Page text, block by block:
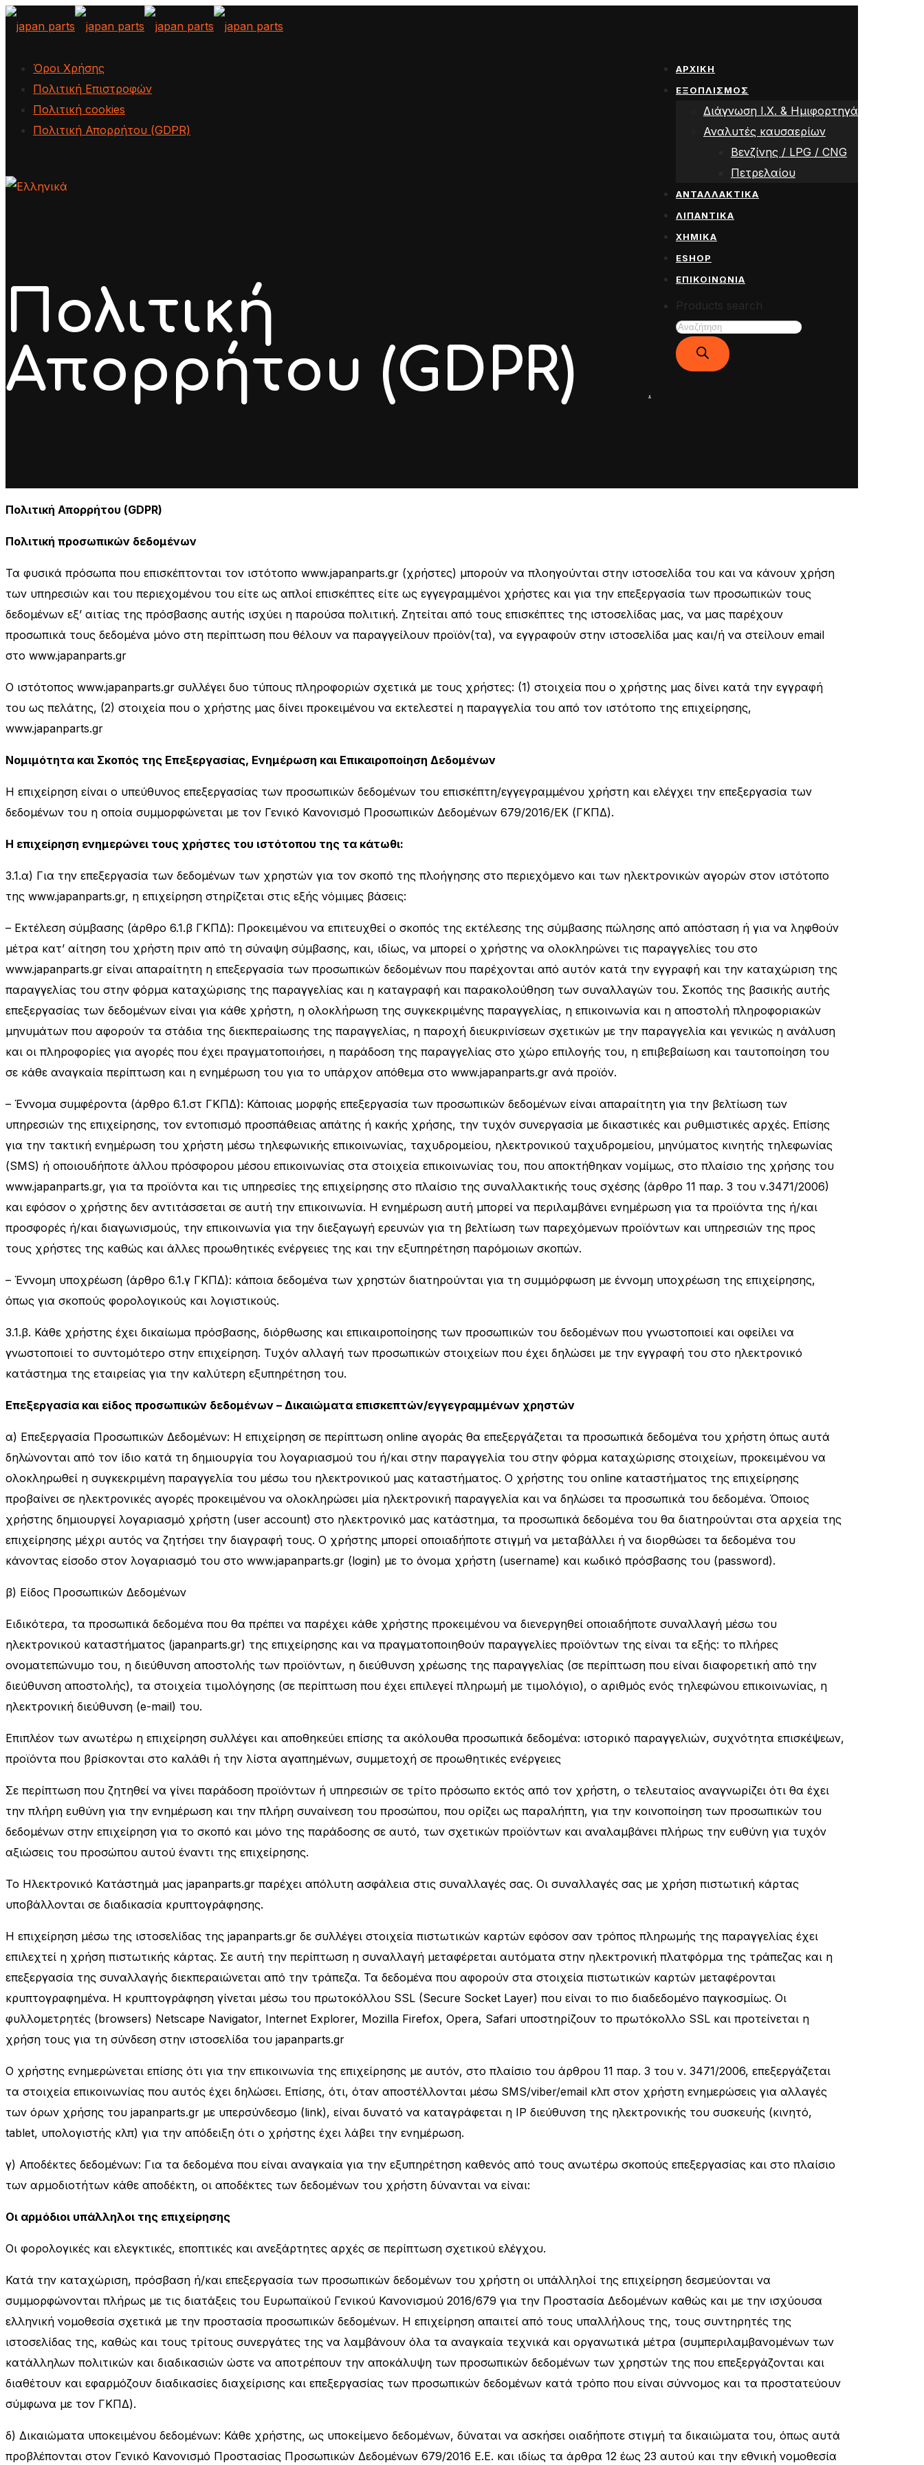
ΑΡΧΙΚΗ
ΕΞΟΠΛΙΣΜΟΣ
Διάγνωση Ι.Χ. & Ημιφορτηγά
Αναλυτές καυσαερίων
Βενζίνης / LPG / CNG
Πετρελαίου
ΑΝΤΑΛΛΑΚΤΙΚΑ
ΛΙΠΑΝΤΙΚΑ
ΧΗΜΙΚΑ
ESHOP
ΕΠΙΚΟΙΝΩΝΙΑ
Products search
.
Όροι Χρήσης
Πολιτική Επιστροφών
Πολιτική cookies
Πολιτική Απορρήτου (GDPR)
Πολιτική
Απορρήτου (GDPR)
Πολιτική Απορρήτου (GDPR)
Πολιτική προσωπικών δεδομένων
Τα φυσικά πρόσωπα που επισκέπτονται τον ιστότοπο www.japanparts.gr (χρήστες) μπορούν να πλοηγούνται στην ιστοσελίδα του και να κάνουν χρήση
των υπηρεσιών και του περιεχομένου του είτε ως απλοί επισκέπτες είτε ως εγγεγραμμένοι χρήστες και για την επεξεργασία των προσωπικών τους
δεδομένων εξ’ αιτίας της πρόσβασης αυτής ισχύει η παρούσα πολιτική. Ζητείται από τους επισκέπτες της ιστοσελίδας μας, να μας παρέχουν
προσωπικά τους δεδομένα μόνο στη περίπτωση που θέλουν να παραγγείλουν προϊόν(τα), να εγγραφούν στην ιστοσελίδα μας και/ή να στείλουν email
στο www.japanparts.gr
Ο ιστότοπος www.japanparts.gr συλλέγει δυο τύπους πληροφοριών σχετικά με τους χρήστες: (1) στοιχεία που ο χρήστης μας δίνει κατά την εγγραφή
του ως πελάτης, (2) στοιχεία που ο χρήστης μας δίνει προκειμένου να εκτελεστεί η παραγγελία του από τον ιστότοπο της επιχείρησης,
www.japanparts.gr
Νομιμότητα και Σκοπός της Επεξεργασίας, Ενημέρωση και Επικαιροποίηση Δεδομένων
H επιχείρηση είναι ο υπεύθυνος επεξεργασίας των προσωπικών δεδομένων του επισκέπτη/εγγεγραμμένου χρήστη και ελέγχει την επεξεργασία των
δεδομένων του η οποία συμμορφώνεται με τον Γενικό Κανονισμό Προσωπικών Δεδομένων 679/2016/ΕΚ (ΓΚΠΔ).
Η επιχείρηση ενημερώνει τους χρήστες του ιστότοπου της τα κάτωθι:
3.1.α) Για την επεξεργασία των δεδομένων των χρηστών για τον σκοπό της πλοήγησης στο περιεχόμενο και των ηλεκτρονικών αγορών στον ιστότοπο
της www.japanparts.gr, η επιχείρηση στηρίζεται στις εξής νόμιμες βάσεις:
– Εκτέλεση σύμβασης (άρθρο 6.1.β ΓΚΠΔ): Προκειμένου να επιτευχθεί ο σκοπός της εκτέλεσης της σύμβασης πώλησης από απόσταση ή για να ληφθούν
μέτρα κατ’ αίτηση του χρήστη πριν από τη σύναψη σύμβασης, και, ιδίως, να μπορεί ο χρήστης να ολοκληρώνει τις παραγγελίες του στο
www.japanparts.gr είναι απαραίτητη η επεξεργασία των προσωπικών δεδομένων που παρέχονται από αυτόν κατά την εγγραφή και την καταχώριση της
παραγγελίας του στην φόρμα καταχώρισης της παραγγελίας και η καταγραφή και παρακολούθηση των συναλλαγών του. Σκοπός της βασικής αυτής
επεξεργασίας των δεδομένων είναι για κάθε χρήστη, η ολοκλήρωση της συγκεκριμένης παραγγελίας, η επικοινωνία και η αποστολή πληροφοριακών
μηνυμάτων που αφορούν τα στάδια της διεκπεραίωσης της παραγγελίας, η παροχή διευκρινίσεων σχετικών με την παραγγελία και γενικώς η ανάλυση
και οι πληροφορίες για αγορές που έχει πραγματοποιήσει, η παράδοση της παραγγελίας στο χώρο επιλογής του, η επιβεβαίωση και ταυτοποίηση του
σε κάθε αναγκαία περίπτωση και η ενημέρωση του για το υπάρχον απόθεμα στο www.japanparts.gr ανά προϊόν.
– Έννομα συμφέροντα (άρθρο 6.1.στ ΓΚΠΔ): Κάποιας μορφής επεξεργασία των προσωπικών δεδομένων είναι απαραίτητη για την βελτίωση των
υπηρεσιών της επιχείρησης, τον εντοπισμό προσπάθειας απάτης ή κακής χρήσης, την τυχόν συνεργασία με δικαστικές και ρυθμιστικές αρχές. Επίσης
για την τακτική ενημέρωση του χρήστη μέσω τηλεφωνικής επικοινωνίας, ταχυδρομείου, ηλεκτρονικού ταχυδρομείου, μηνύματος κινητής τηλεφωνίας
(SMS) ή οποιουδήποτε άλλου πρόσφορου μέσου επικοινωνίας στα στοιχεία επικοινωνίας του, που αποκτήθηκαν νομίμως, στο πλαίσιο της χρήσης του
www.japanparts.gr, για τα προϊόντα και τις υπηρεσίες της επιχείρησης στο πλαίσιο της συναλλακτικής τους σχέσης (άρθρο 11 παρ. 3 του ν.3471/2006)
και εφόσον o χρήστης δεν αντιτάσσεται σε αυτή την επικοινωνία. Η ενημέρωση αυτή μπορεί να περιλαμβάνει ενημέρωση για τα προϊόντα της ή/και
προσφορές ή/και διαγωνισμούς, την επικοινωνία για την διεξαγωγή ερευνών για τη βελτίωση των παρεχόμενων προϊόντων και υπηρεσιών της προς
τους χρήστες της καθώς και άλλες προωθητικές ενέργειες της και την εξυπηρέτηση παρόμοιων σκοπών.
– Έννομη υποχρέωση (άρθρο 6.1.γ ΓΚΠΔ): κάποια δεδομένα των χρηστών διατηρούνται για τη συμμόρφωση με έννομη υποχρέωση της επιχείρησης,
όπως για σκοπούς φορολογικούς και λογιστικούς.
3.1.β. Κάθε χρήστης έχει δικαίωμα πρόσβασης, διόρθωσης και επικαιροποίησης των προσωπικών του δεδομένων που γνωστοποιεί και οφείλει να
γνωστοποιεί το συντομότερο στην επιχείρηση. Τυχόν αλλαγή των προσωπικών στοιχείων που έχει δηλώσει με την εγγραφή του στο ηλεκτρονικό
κατάστημα της εταιρείας για την καλύτερη εξυπηρέτηση του.
Επεξεργασία και είδος προσωπικών δεδομένων – Δικαιώματα επισκεπτών/εγγεγραμμένων χρηστών
α) Επεξεργασία Προσωπικών Δεδομένων: Η επιχείρηση σε περίπτωση online αγοράς θα επεξεργάζεται τα προσωπικά δεδομένα του χρήστη όπως αυτά
δηλώνονται από τον ίδιο κατά τη δημιουργία του λογαριασμού του ή/και στην παραγγελία του στην φόρμα καταχώρισης στοιχείων, προκειμένου να
ολοκληρωθεί η συγκεκριμένη παραγγελία του μέσω του ηλεκτρονικού μας καταστήματος. Ο χρήστης του online καταστήματος της επιχείρησης
προβαίνει σε ηλεκτρονικές αγορές προκειμένου να ολοκληρώσει μία ηλεκτρονική παραγγελία και να δηλώσει τα προσωπικά του δεδομένα. Όποιος
χρήστης δημιουργεί λογαριασμό χρήστη (user account) στο ηλεκτρονικό μας κατάστημα, τα προσωπικά δεδομένα του θα διατηρούνται στα αρχεία της
επιχείρησης μέχρι αυτός να ζητήσει την διαγραφή τους. Ο χρήστης μπορεί οποιαδήποτε στιγμή να μεταβάλλει ή να διορθώσει τα δεδομένα του
κάνοντας είσοδο στον λογαριασμό του στο www.japanparts.gr (login) με το όνομα χρήστη (username) και κωδικό πρόσβασης του (password).
β) Είδος Προσωπικών Δεδομένων
Ειδικότερα, τα προσωπικά δεδομένα που θα πρέπει να παρέχει κάθε χρήστης προκειμένου να διενεργηθεί οποιαδήποτε συναλλαγή μέσω του
ηλεκτρονικού καταστήματος (japanparts.gr) της επιχείρησης και να πραγματοποιηθούν παραγγελίες προϊόντων της είναι τα εξής: το πλήρες
ονοματεπώνυμο του, η διεύθυνση αποστολής των προϊόντων, η διεύθυνση χρέωσης της παραγγελίας (σε περίπτωση που είναι διαφορετική από την
διεύθυνση αποστολής), τα στοιχεία τιμολόγησης (σε περίπτωση που έχει επιλεγεί πληρωμή με τιμολόγιο), ο αριθμός ενός τηλεφώνου επικοινωνίας, η
ηλεκτρονική διεύθυνση (e-mail) του.
Επιπλέον των ανωτέρω η επιχείρηση συλλέγει και αποθηκεύει επίσης τα ακόλουθα προσωπικά δεδομένα: ιστορικό παραγγελιών, συχνότητα επισκέψεων,
προϊόντα που βρίσκονται στο καλάθι ή την λίστα αγαπημένων, συμμετοχή σε προωθητικές ενέργειες
Σε περίπτωση που ζητηθεί να γίνει παράδοση προϊόντων ή υπηρεσιών σε τρίτο πρόσωπο εκτός από τον χρήστη, ο τελευταίος αναγνωρίζει ότι θα έχει
την πλήρη ευθύνη για την ενημέρωση και την πλήρη συναίνεση του προσώπου, που ορίζει ως παραλήπτη, για την κοινοποίηση των προσωπικών του
δεδομένων στην επιχείρηση για το σκοπό και μόνο της παράδοσης σε αυτό, των σχετικών προϊόντων και αναλαμβάνει πλήρως την ευθύνη για τυχόν
αξιώσεις του προσώπου αυτού έναντι της επιχείρησης.
Το Ηλεκτρονικό Κατάστημά μας japanparts.gr παρέχει απόλυτη ασφάλεια στις συναλλαγές σας. Οι συναλλαγές σας με χρήση πιστωτική κάρτας
υποβάλλονται σε διαδικασία κρυπτογράφησης.
Η επιχείρηση μέσω της ιστοσελίδας της japanparts.gr δε συλλέγει στοιχεία πιστωτικών καρτών εφόσον σαν τρόπος πληρωμής της παραγγελίας έχει
επιλεχτεί η χρήση πιστωτικής κάρτας. Σε αυτή την περίπτωση η συναλλαγή μεταφέρεται αυτόματα στην ηλεκτρονική πλατφόρμα της τράπεζας και η
επεξεργασία της συναλλαγής διεκπεραιώνεται από την τράπεζα. Τα δεδομένα που αφορούν στα στοιχεία πιστωτικών καρτών μεταφέρονται
κρυπτογραφημένα. Η κρυπτογράφηση γίνεται μέσω του πρωτοκόλλου SSL (Secure Socket Layer) που είναι το πιο διαδεδομένο παγκοσμίως. Οι
φυλλομετρητές (browsers) Netscape Navigator, Internet Explorer, Mozilla Firefox, Opera, Safari υποστηρίζουν το πρωτόκολλο SSL και προτείνεται η
χρήση τους για τη σύνδεση στην ιστοσελίδα του japanparts.gr
O χρήστης ενημερώνεται επίσης ότι για την επικοινωνία της επιχείρησης με αυτόν, στο πλαίσιο του άρθρου 11 παρ. 3 του ν. 3471/2006, επεξεργάζεται
τα στοιχεία επικοινωνίας που αυτός έχει δηλώσει. Επίσης, ότι, όταν αποστέλλονται μέσω SMS/viber/email κλπ στον χρήστη ενημερώσεις για αλλαγές
των όρων χρήσης του japanparts.gr με υπερσύνδεσμο (link), είναι δυνατό να καταγράφεται η IP διεύθυνση της ηλεκτρονικής του συσκευής (κινητό,
tablet, υπολογιστής κλπ) για την απόδειξη ότι o χρήστης έχει λάβει την ενημέρωση.
γ) Αποδέκτες δεδομένων: Για τα δεδομένα που είναι αναγκαία για την εξυπηρέτηση καθενός από τους ανωτέρω σκοπούς επεξεργασίας και στο πλαίσιο
των αρμοδιοτήτων κάθε αποδέκτη, οι αποδέκτες των δεδομένων του χρήστη δύνανται να είναι:
Οι αρμόδιοι υπάλληλοι της επιχείρησης
Οι φορολογικές και ελεγκτικές, εποπτικές και ανεξάρτητες αρχές σε περίπτωση σχετικού ελέγχου.
Κατά την καταχώριση, πρόσβαση ή/και επεξεργασία των προσωπικών δεδομένων του χρήστη οι υπάλληλοί της επιχείρηση δεσμεύονται να
συμμορφώνονται πλήρως με τις διατάξεις του Ευρωπαϊκού Γενικού Κανονισμού 2016/679 για την Προστασία Δεδομένων καθώς και με την ισχύουσα
ελληνική νομοθεσία σχετικά με την προστασία προσωπικών δεδομένων. H επιχείρηση απαιτεί από τους υπαλλήλους της, τους συντηρητές της
ιστοσελίδας της, καθώς και τους τρίτους συνεργάτες της να λαμβάνουν όλα τα αναγκαία τεχνικά και οργανωτικά μέτρα (συμπεριλαμβανομένων των
κατάλληλων πολιτικών και διαδικασιών ώστε να αποτρέπουν την αποκάλυψη των προσωπικών δεδομένων των χρηστών της που επεξεργάζονται και
διαθέτουν και εφαρμόζουν διαδικασίες διαχείρισης και επεξεργασίας των προσωπικών δεδομένων κατά τρόπο που είναι σύννομος και τα προστατεύουν
σύμφωνα με τον ΓΚΠΔ).
δ) Δικαιώματα υποκειμένου δεδομένων: Κάθε χρήστης, ως υποκείμενο δεδομένων, δύναται να ασκήσει οιαδήποτε στιγμή τα δικαιώματα του, όπως αυτά
προβλέπονται στον Γενικό Κανονισμό Προστασίας Προσωπικών Δεδομένων 679/2016 Ε.Ε. και ιδίως τα άρθρα 12 έως 23 αυτού και την εθνική νομοθεσία